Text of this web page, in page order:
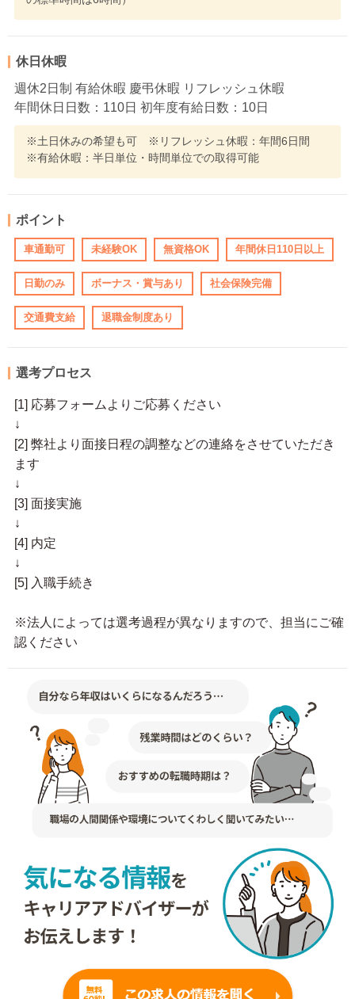
休日休暇
週休2日制 有給休暇 慶弔休暇 リフレッシュ休暇
年間休日日数：110日 初年度有給日数：10日
※土日休みの希望も可 ※リフレッシュ休暇：年間6日間
※有給休暇：半日単位・時間単位での取得可能
ポイント
車通勤可 未経験OK 無資格OK 年間休日110日以上
日勤のみ ボーナス・賞与あり 社会保険完備
交通費支給 退職金制度あり
選考プロセス
[1] 応募フォームよりご応募ください
↓
[2] 弊社より面接日程の調整などの連絡をさせていただき
ます
↓
[3] 面接実施
↓
[4] 内定
↓
[5] 入職手続き
※法人によっては選考過程が異なりますので、担当にご確
認ください